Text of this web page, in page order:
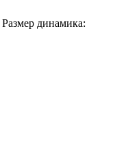
Размер динамика: